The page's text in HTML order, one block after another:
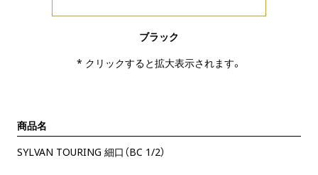
ブラック
* クリックすると拡大表示されます。
商品名
SYLVAN TOURING 細口（BC 1/2）